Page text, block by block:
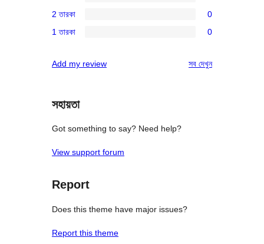
রিভিউ
স্টার
রিভিউ
3-
স্টার
2-
রিভিউ
2 তারকা 0
স্টার
1 তারকা 0
Add my review সবরিভিউ
দেখুন
সহায়তা
Got something to say? Need help?
View support forum
Report
Does this theme have major issues?
Report this theme